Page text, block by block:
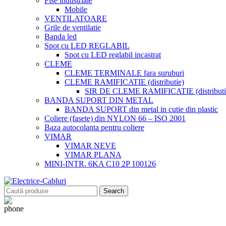
Mobile
VENTILATOARE
Grile de ventilatie
Banda led
Spot cu LED REGLABIL
Spot cu LED reglabil incastrat
CLEME
CLEME TERMINALE fara suruburi
CLEME RAMIFICATIE (distributie)
SIR DE CLEME RAMIFICATIE
BANDA SUPORT DIN METAL
BANDA SUPORT din metal in cutie din plastic
Coliere (fasete) din NYLON 66 – ISO 2001
Baza autocolanta pentru coliere
VIMAR
VIMAR NEVE
VIMAR PLANA
MINI-INTR. 6KA C10 2P 100126
Search